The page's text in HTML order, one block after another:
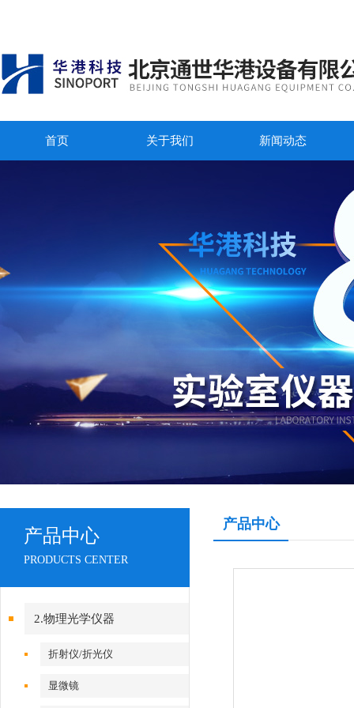
首页 关于我们 新闻动态
产品中心
PRODUCTS CENTER
2.物理光学仪器
折射仪/折光仪
显微镜
产品中心